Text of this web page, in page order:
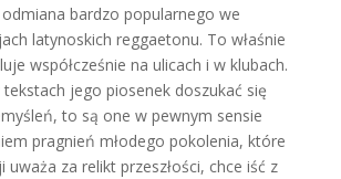
bardzo popularnego we
latynoskich reggaetonu. To właśnie
współcześnie na ulicach i w klubach.
jego piosenek doszukać się
to są one w pewnym sensie
pragnień młodego pokolenia, które
uważa za relikt przeszłości, chce iść z